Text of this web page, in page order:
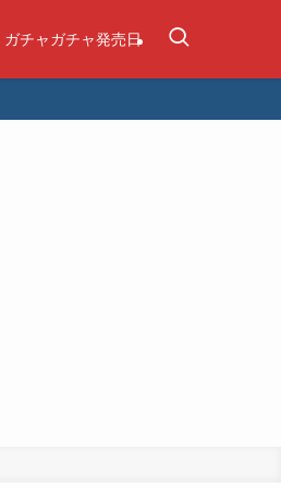
ガチャガチャ発売日